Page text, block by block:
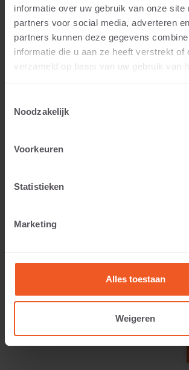
informatie over uw gebruik van onze site
partners voor social media, adverteren
partners kunnen deze gegevens
informatie die u aan ze heeft verstrekt of
verzameld op basis van uw gebruik van
Noodzakelijk
Voorkeuren
Statistieken
Marketing
Alles toestaan
Weigeren
14 CM DIKTE
Toepasbaar voor:
Gewicht: